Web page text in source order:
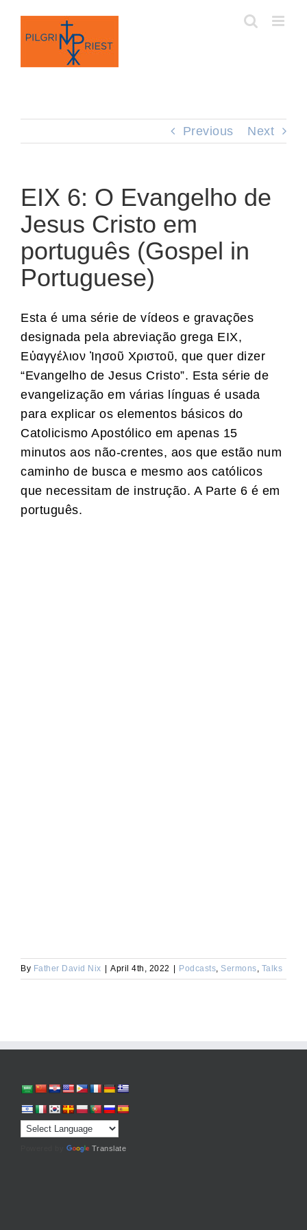
content
Previous Next
EIX 6: O Evangelho de
Jesus Cristo em
português (Gospel in
Portuguese)
Esta é uma série de vídeos e gravações
designada pela abreviação grega EIX,
Eὐαγγέλιον Ἰησοῦ Χριστοῦ, que quer dizer
“Evangelho de Jesus Cristo”. Esta série de
evangelização em várias línguas é usada
para explicar os elementos básicos do
Catolicismo Apostólico em apenas 15
minutos aos não-crentes, aos que estão num
caminho de busca e mesmo aos católicos
que necessitam de instrução. A Parte 6 é em
português.
By Father David Nix April 4th, 2022 Podcasts, Sermons, Talks
Translate